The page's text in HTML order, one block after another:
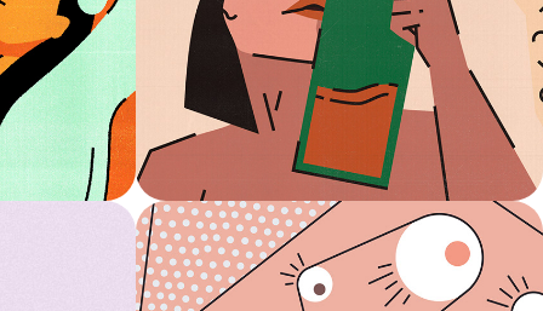
El hilo
Motion graphics